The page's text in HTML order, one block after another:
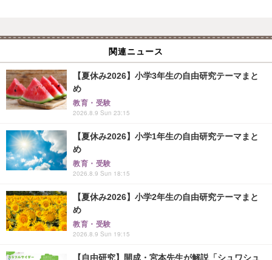
関連ニュース
【夏休み2026】小学3年生の自由研究テーマまと
め
教育・受験
2026.8.9 Sun 23:15
【夏休み2026】小学1年生の自由研究テーマまと
め
教育・受験
2026.8.9 Sun 18:15
【夏休み2026】小学2年生の自由研究テーマまと
め
教育・受験
2026.8.9 Sun 19:15
【自由研究】開成・宮本先生が解説「シュワシュ